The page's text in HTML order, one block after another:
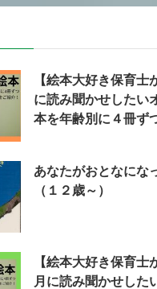
【絵本大好き保育士
に読み聞かせしたい
本を年齢別に４冊ず
あなたがおとなにな
（１２歳～）
【絵本大好き保育士
月に読み聞かせした